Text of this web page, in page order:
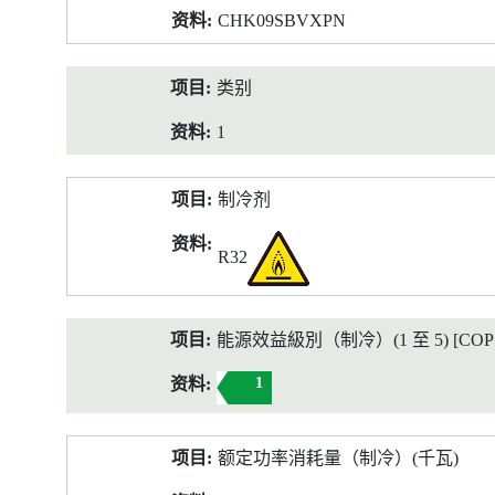
CHK09SBVXPN
类别
1
制冷剂
R32
能源效益級別（制冷）(1 至 5) [COP
1
额定功率消耗量（制冷）(千瓦)